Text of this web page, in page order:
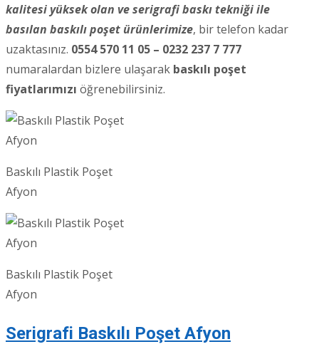
kalitesi yüksek olan ve serigrafi baskı tekniği ile
basılan baskılı poşet ürünlerimize, bir telefon kadar
uzaktasınız. 0554 570 11 05 – 0232 237 7 777
numaralardan bizlere ulaşarak baskılı poşet
fiyatlarımızı öğrenebilirsiniz.
Baskılı Plastik Poşet
Afyon
Baskılı Plastik Poşet
Afyon
Serigrafi Baskılı Poşet Afyon